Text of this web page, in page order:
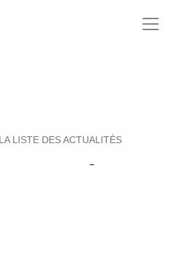
LISTE DES ACTUALITÉS